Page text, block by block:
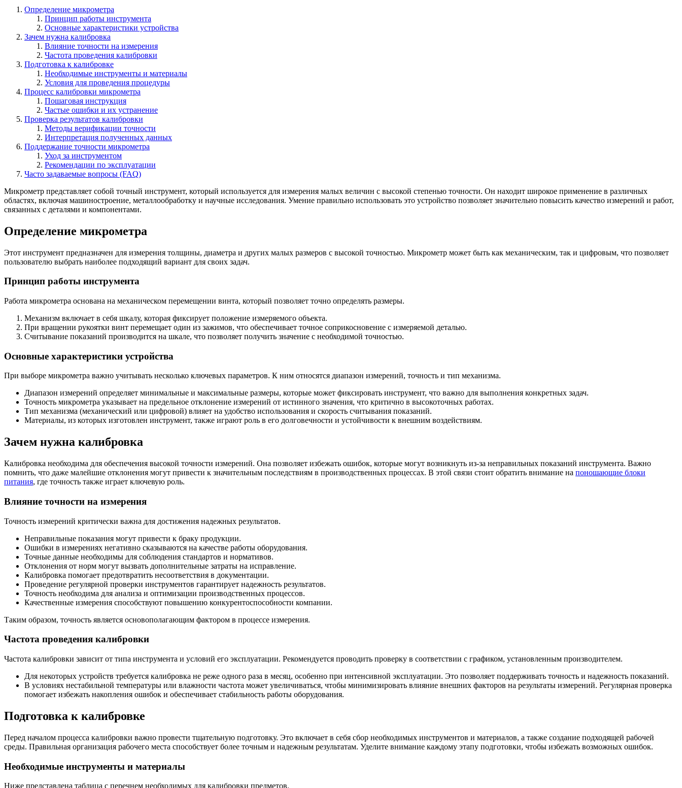
Определение микрометра
Принцип работы инструмента
Основные характеристики устройства
Зачем нужна калибровка
Влияние точности на измерения
Частота проведения калибровки
Подготовка к калибровке
Необходимые инструменты и материалы
Условия для проведения процедуры
Процесс калибровки микрометра
Пошаговая инструкция
Частые ошибки и их устранение
Проверка результатов калибровки
Методы верификации точности
Интерпретация полученных данных
Поддержание точности микрометра
Уход за инструментом
Рекомендации по эксплуатации
Часто задаваемые вопросы (FAQ)
Микрометр представляет собой точный инструмент, который используется для измерения малых величин с высокой степенью точности. Он находит широкое применение в различных
областях, включая машиностроение, металлообработку и научные исследования. Умение правильно использовать это устройство позволяет значительно повысить качество измерений и работ,
связанных с деталями и компонентами.
Определение микрометра
Этот инструмент предназначен для измерения толщины, диаметра и других малых размеров с высокой точностью. Микрометр может быть как механическим, так и цифровым, что позволяет
пользователю выбрать наиболее подходящий вариант для своих задач.
Принцип работы инструмента
Работа микрометра основана на механическом перемещении винта, который позволяет точно определять размеры.
Механизм включает в себя шкалу, которая фиксирует положение измеряемого объекта.
При вращении рукоятки винт перемещает один из зажимов, что обеспечивает точное соприкосновение с измеряемой деталью.
Считывание показаний производится на шкале, что позволяет получить значение с необходимой точностью.
Основные характеристики устройства
При выборе микрометра важно учитывать несколько ключевых параметров. К ним относятся диапазон измерений, точность и тип механизма.
Диапазон измерений определяет минимальные и максимальные размеры, которые может фиксировать инструмент, что важно для выполнения конкретных задач.
Точность микрометра указывает на предельное отклонение измерений от истинного значения, что критично в высокоточных работах.
Тип механизма (механический или цифровой) влияет на удобство использования и скорость считывания показаний.
Материалы, из которых изготовлен инструмент, также играют роль в его долговечности и устойчивости к внешним воздействиям.
Зачем нужна калибровка
Калибровка необходима для обеспечения высокой точности измерений. Она позволяет избежать ошибок, которые могут возникнуть из-за неправильных показаний инструмента. Важно
помнить, что даже малейшие отклонения могут привести к значительным последствиям в производственных процессах. В этой связи стоит обратить внимание на поношающие блоки
питания, где точность также играет ключевую роль.
Влияние точности на измерения
Точность измерений критически важна для достижения надежных результатов.
Неправильные показания могут привести к браку продукции.
Ошибки в измерениях негативно сказываются на качестве работы оборудования.
Точные данные необходимы для соблюдения стандартов и нормативов.
Отклонения от норм могут вызвать дополнительные затраты на исправление.
Калибровка помогает предотвратить несоответствия в документации.
Проведение регулярной проверки инструментов гарантирует надежность результатов.
Точность необходима для анализа и оптимизации производственных процессов.
Качественные измерения способствуют повышению конкурентоспособности компании.
Таким образом, точность является основополагающим фактором в процессе измерения.
Частота проведения калибровки
Частота калибровки зависит от типа инструмента и условий его эксплуатации. Рекомендуется проводить проверку в соответствии с графиком, установленным производителем.
Для некоторых устройств требуется калибровка не реже одного раза в месяц, особенно при интенсивной эксплуатации. Это позволяет поддерживать точность и надежность показаний.
В условиях нестабильной температуры или влажности частота может увеличиваться, чтобы минимизировать влияние внешних факторов на результаты измерений. Регулярная проверка
помогает избежать накопления ошибок и обеспечивает стабильность работы оборудования.
Подготовка к калибровке
Перед началом процесса калибровки важно провести тщательную подготовку. Это включает в себя сбор необходимых инструментов и материалов, а также создание подходящей рабочей
среды. Правильная организация рабочего места способствует более точным и надежным результатам. Уделите внимание каждому этапу подготовки, чтобы избежать возможных ошибок.
Необходимые инструменты и материалы
Ниже представлена таблица с перечнем необходимых для калибровки предметов.